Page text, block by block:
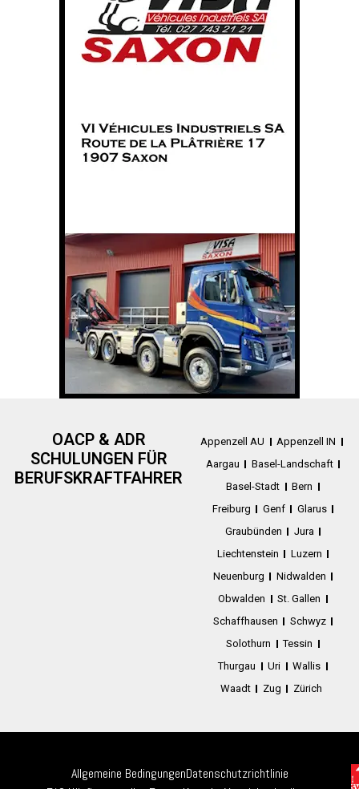
OACP & ADR
SCHULUNGEN FÜR
BERUFSKRAFTFAHRER
Appenzell AU
Appenzell IN
Aargau
Basel-Landschaft
Basel-Stadt
Bern
Freiburg
Genf
Glarus
Graubünden
Jura
Liechtenstein
Luzern
Neuenburg
Nidwalden
Obwalden
St. Gallen
Schaffhausen
Schwyz
Solothurn
Tessin
Thurgau
Uri
Wallis
Waadt
Zug Zürich
Allgemeine BedingungenDatenschutzrichtlinie